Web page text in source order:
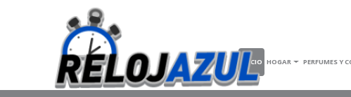
INICIO HOGAR PERFUMES Y